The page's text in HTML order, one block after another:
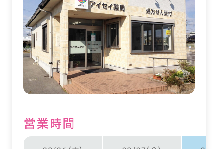
営業時間